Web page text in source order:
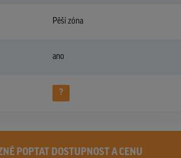
Pěší zóna
ano
?
POPTAT DOSTUPNOST A CENU